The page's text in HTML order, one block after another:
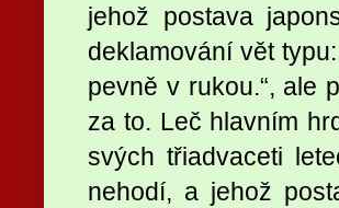
jehož postava
deklamování vět
pevně v rukou.“, ale
za to. Leč hlavním
svých třiadvaceti
nehodí, a jehož